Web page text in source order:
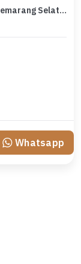
Rumah Tengah Kota di Daerah Candisari , Semarang Selatan Ls 4494
Whatsapp